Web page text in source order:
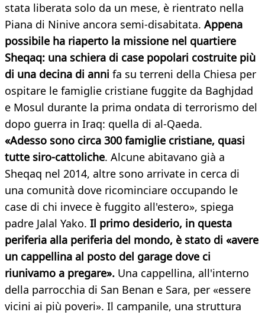
stata liberata solo da un mese, è rientrato nella
Piana di Ninive ancora semi-disabitata. Appena
possibile ha riaperto la missione nel quartiere
Sheqaq: una schiera di case popolari costruite più
di una decina di anni fa su terreni della Chiesa per
ospitare le famiglie cristiane fuggite da Baghjdad
e Mosul durante la prima ondata di terrorismo del
dopo guerra in Iraq: quella di al-Qaeda.
«Adesso sono circa 300 famiglie cristiane, quasi
tutte siro-cattoliche. Alcune abitavano già a
Sheqaq nel 2014, altre sono arrivate in cerca di
una comunità dove ricominciare occupando le
case di chi invece è fuggito all'estero», spiega
padre Jalal Yako. Il primo desiderio, in questa
periferia alla periferia del mondo, è stato di «avere
un cappellina al posto del garage dove ci
riunivamo a pregare». Una cappellina, all'interno
della parrocchia di San Benan e Sara, per «essere
vicini ai più poveri». Il campanile, una struttura